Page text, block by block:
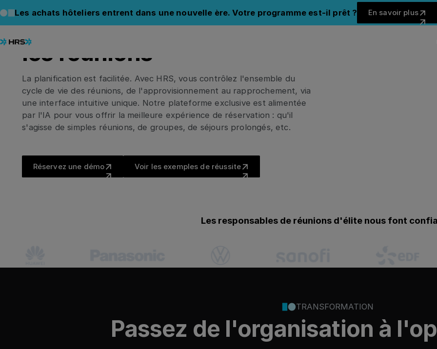
Les achats hôteliers entrent dans une nouvelle ère. Votre programme est-il prêt ?
En savoir
En savoir plus
Fermer
La façon moderne de gérer
les réunions
La planification est facilitée. Avec HRS, vous contrôlez l'ensemble du
cycle de vie des réunions, de l'approvisionnement au rapprochement, via
une interface intuitive unique. Notre plateforme exclusive est alimentée
par l'IA pour vous offrir la meilleure expérience de réservation : qu'il
s'agisse de simples réunions, de groupes, de séjours prolongés, etc.
Réservez une démo Voir les exemples de réussite
Les responsables de réunions d'élite nous font
TRANSFORMATION
Passez de l'organisation à